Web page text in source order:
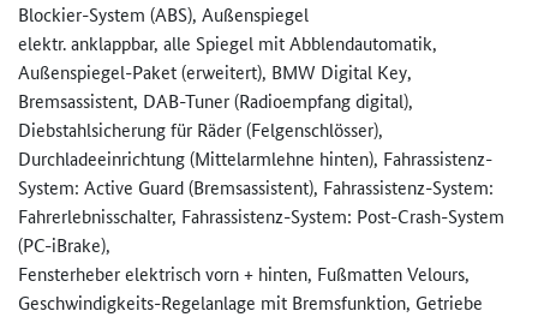
Blockier-System (ABS), Außenspiegel
elektr. anklappbar, alle Spiegel mit Abblendautomatik,
Außenspiegel-Paket (erweitert), BMW Digital Key,
Bremsassistent, DAB-Tuner (Radioempfang digital),
Diebstahlsicherung für Räder (Felgenschlösser),
Durchladeeinrichtung (Mittelarmlehne hinten), Fahrassistenz-
System: Active Guard (Bremsassistent), Fahrassistenz-System:
Fahrerlebnisschalter, Fahrassistenz-System: Post-Crash-System
(PC-iBrake),
Fensterheber elektrisch vorn + hinten, Fußmatten Velours,
Geschwindigkeits-Regelanlage mit Bremsfunktion, Getriebe